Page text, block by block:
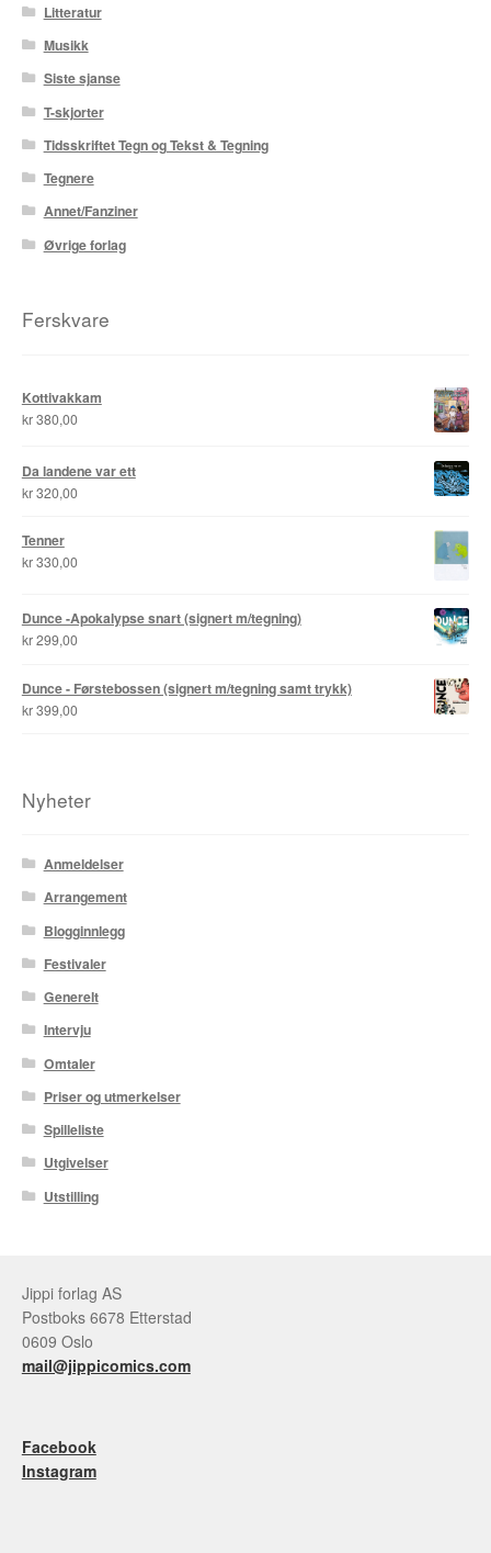
Jim Woodring
Karstein Volle
Kirjan Waage
Kristian Hammerstad
Lars Aurtande
Martin Ernstsen
Odd Henning Skyllingstad
Ronny Haugeland
Rui Tenreiro
Rune Borvik
Siv Nordsveen / Silje Rønneberg Hogstad
Thomas Falla Eriksen
Tim Ng Tvedt
Tor Ærlig
Tor Morisse
Tore Strand Olsen
Trond Ivar Hansen
Xueting Yang
Bekreft din ordre
Ordrebekreftelse
Litteratur
Musikk
Siste sjanse
T-skjorter
Tidsskriftet Tegn og Tekst & Tegning
Tegnere
Annet/Fanziner
Øvrige forlag
Ferskvare
Kottivakkam
kr380,00
Da landene var ett
kr320,00
Tenner
kr330,00
Dunce -Apokalypse snart (signert m/tegning)
kr299,00
Dunce - Førstebossen (signert m/tegning samt trykk)
kr399,00
Nyheter
Anmeldelser
Arrangement
Blogginnlegg
Festivaler
Generelt
Intervju
Omtaler
Priser og utmerkelser
Spilleliste
Utgivelser
Utstilling
Jippi forlag AS
Postboks 6678 Etterstad
0609 Oslo
mail@jippicomics.com
Facebook
Instagram